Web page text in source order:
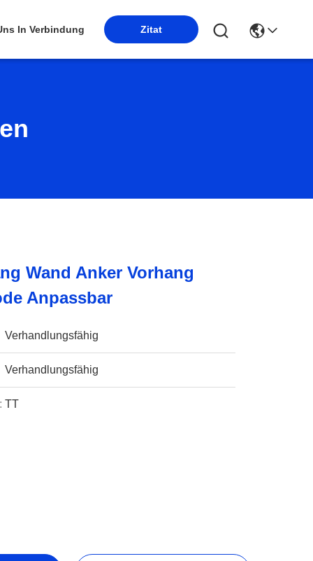
In Verbindung Zitat
Wand Anker Vorhang
Anpassbar
Verhandlungsfähig
Verhandlungsfähig
TT